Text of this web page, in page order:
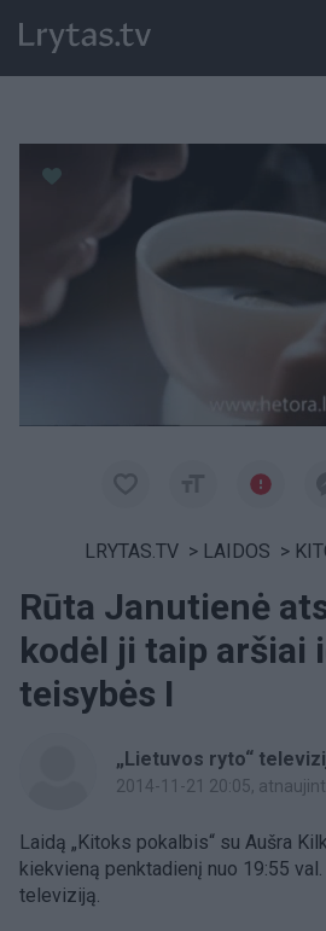
Paremkite Ukrainą
LRYTAS.TV > LAIDOS >
Rūta Janutienė
kodėl ji taip aršiai
teisybės I
„Lietuvos ryto“
2014-11-21 20:05,
Laidą „Kitoks pokalbis“ su Aušra
kiekvieną penktadienį nuo 19:55
televiziją.